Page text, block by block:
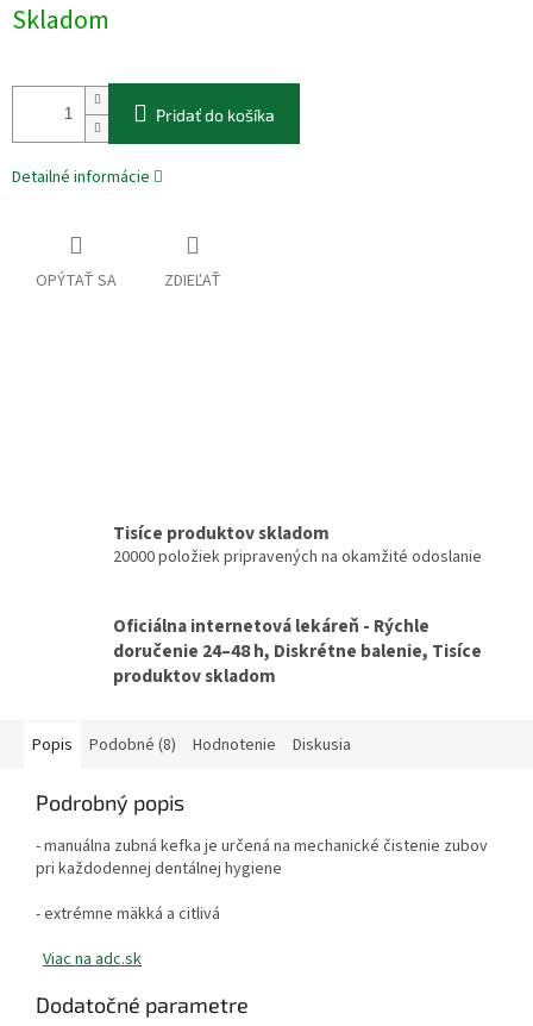
cena:
Skladom
Pridať do košíka
Detailné informácie
OPÝTAŤ SA ZDIEĽAŤ
Tisíce produktov skladom
20000 položiek pripravených na okamžité odoslanie
Oficiálna internetová lekáreň - Rýchle
doručenie 24–48 h, Diskrétne balenie, Tisíce
produktov skladom
Popis Podobné (8) Hodnotenie Diskusia
Podrobný popis
- manuálna zubná kefka je určená na mechanické čistenie zubov
pri každodennej dentálnej hygiene
- extrémne mäkká a citlivá
Viac na adc.sk
Dodatočné parametre